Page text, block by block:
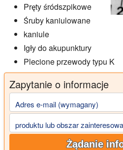
Pręty śródszpikowe
Śruby kaniulowane
kaniule
Igły do akupunktury
Plecione przewody typu K
Zapytanie o informacje
Adres e-mail (wymagany)
produktu lub obszar
Żądanie